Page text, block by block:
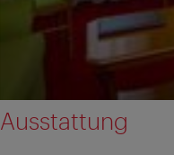
Ausstattung